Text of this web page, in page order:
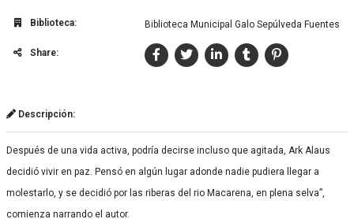
Biblioteca: Biblioteca Municipal Galo Sepúlveda Fuentes
Share:
Descripción:
Después de una vida activa, podría decirse incluso que agitada, Ark Alaus
decidió vivir en paz. Pensó en algún lugar adonde nadie pudiera llegar a
molestarlo, y se decidió por las riberas del rio Macarena, en plena selva”,
comienza narrando el autor.